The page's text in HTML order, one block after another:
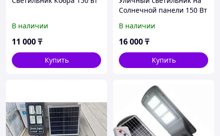
В наличии
11 000₸
Купить
Солнечной панели 150 Вт
В наличии
16 000₸
Купить